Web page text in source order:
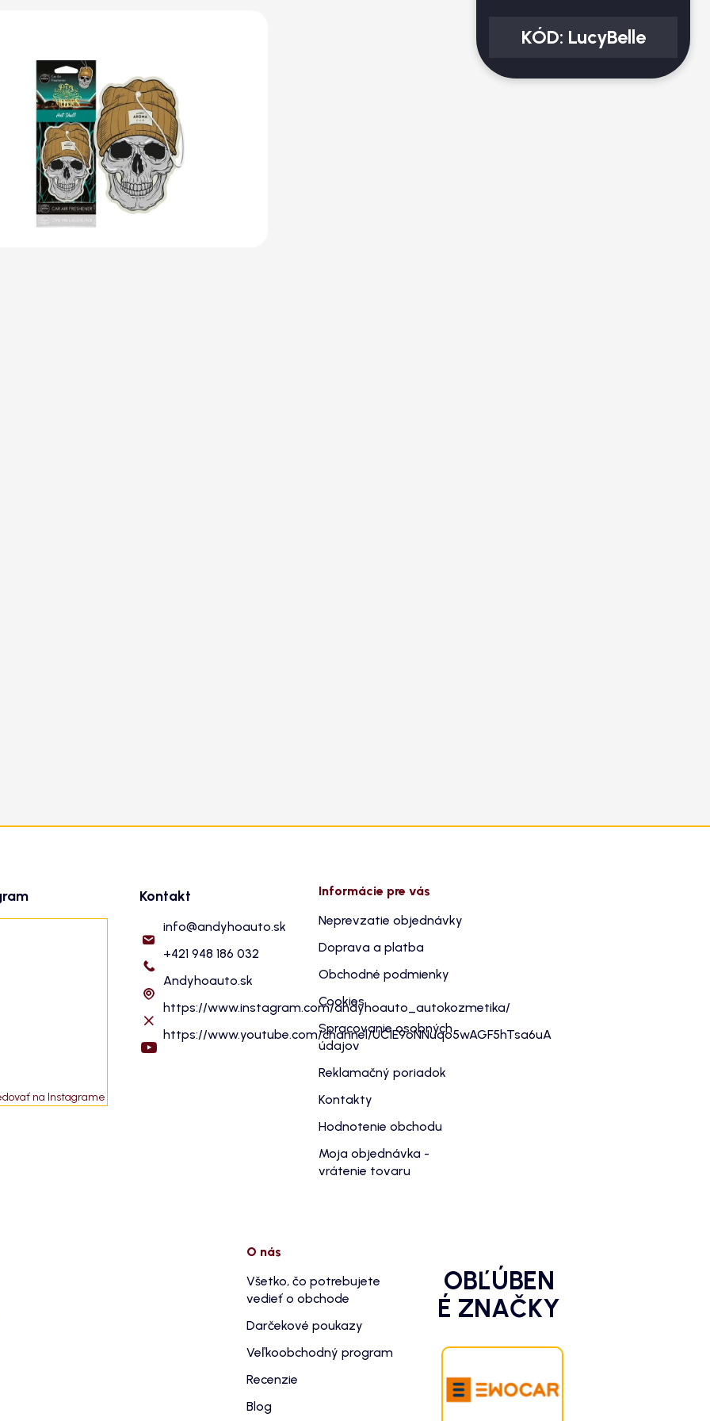
na Instagrame
Kontakt
info@andyhoauto.sk
+421 948 186 032
Andyhoauto.sk
https://www.instagram.com/andyhoauto_autokozmetika/
https://www.youtube.com/channel/UC1E9oNNuqo5wAGF5hTsa6uA
Informácie pre vás
Neprevzatie objednávky
Doprava a platba
Obchodné podmienky
Cookies
Spracovanie osobných
údajov
Reklamačný poriadok
Kontakty
Hodnotenie obchodu
Moja objednávka -
vrátenie tovaru
O nás
Všetko, čo potrebujete
vedieť o obchode
Darčekové poukazy
Veľkoobchodný program
Recenzie
Blog
OBĽÚBEN
É ZNAČKY
KÓD: LucyBelle